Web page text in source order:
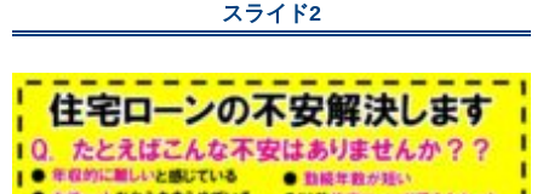
スライド2